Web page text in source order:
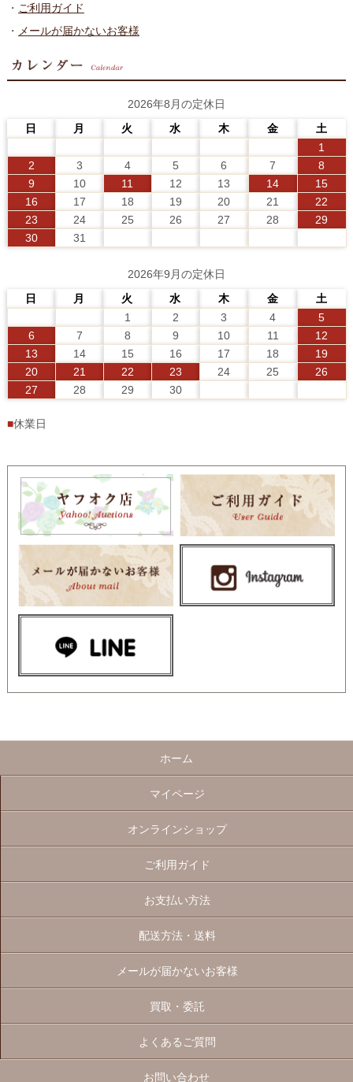
・ ご利用ガイド
・ メールが届かないお客様
2026年8月の定休日
日
月 火 水 木 金
土
1
2
3 4 5 6 7
8
9
10 11 12 13 14
15
16
17 18 19 20 21
22
23
24 25 26 27 28
29
30
31
2026年9月の定休日
日
月 火 水 木 金
土
1
2 3 4
5
6
7 8 9 10 11
12
13
14 15 16 17 18
19
20
21 22 23 24 25
26
27
28 29 30
■休業日
ホーム
マイページ
オンラインショップ
ご利用ガイド
お支払い方法
配送方法・送料
メールが届かないお客様
買取・委託
よくあるご質問
お問い合わせ